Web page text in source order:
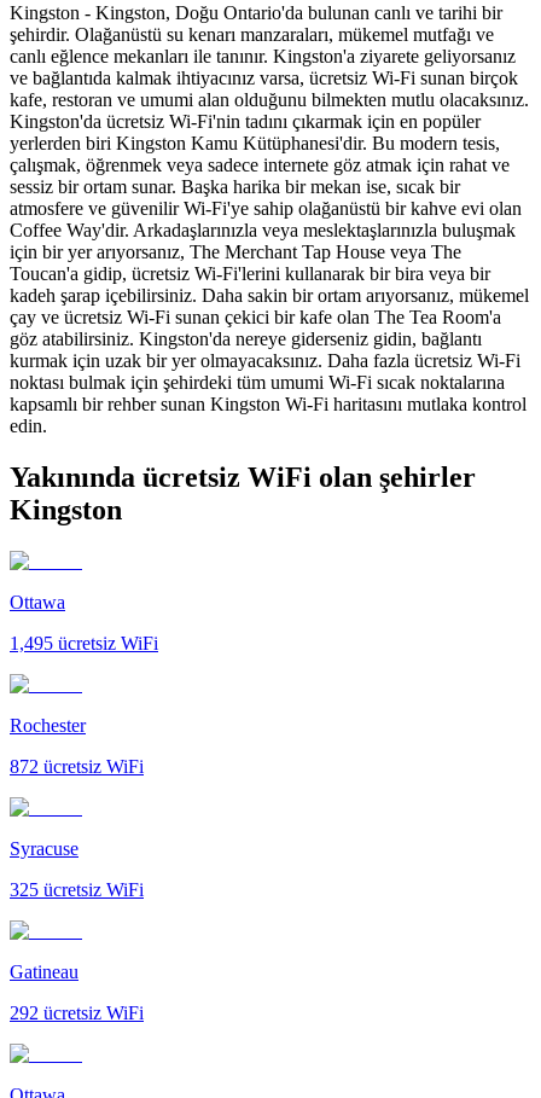
Kingston - Kingston, Doğu Ontario'da bulunan canlı ve tarihi bir
şehirdir. Olağanüstü su kenarı manzaraları, mükemel mutfağı ve
canlı eğlence mekanları ile tanınır. Kingston'a ziyarete geliyorsanız
ve bağlantıda kalmak ihtiyacınız varsa, ücretsiz Wi-Fi sunan birçok
kafe, restoran ve umumi alan olduğunu bilmekten mutlu olacaksınız.
Kingston'da ücretsiz Wi-Fi'nin tadını çıkarmak için en popüler
yerlerden biri Kingston Kamu Kütüphanesi'dir. Bu modern tesis,
çalışmak, öğrenmek veya sadece internete göz atmak için rahat ve
sessiz bir ortam sunar. Başka harika bir mekan ise, sıcak bir
atmosfere ve güvenilir Wi-Fi'ye sahip olağanüstü bir kahve evi olan
Coffee Way'dir. Arkadaşlarınızla veya meslektaşlarınızla buluşmak
için bir yer arıyorsanız, The Merchant Tap House veya The
Toucan'a gidip, ücretsiz Wi-Fi'lerini kullanarak bir bira veya bir
kadeh şarap içebilirsiniz. Daha sakin bir ortam arıyorsanız, mükemel
çay ve ücretsiz Wi-Fi sunan çekici bir kafe olan The Tea Room'a
göz atabilirsiniz. Kingston'da nereye giderseniz gidin, bağlantı
kurmak için uzak bir yer olmayacaksınız. Daha fazla ücretsiz Wi-Fi
noktası bulmak için şehirdeki tüm umumi Wi-Fi sıcak noktalarına
kapsamlı bir rehber sunan Kingston Wi-Fi haritasını mutlaka kontrol
edin.
Yakınında ücretsiz WiFi olan şehirler
Kingston
Ottawa
1,495 ücretsiz WiFi
Rochester
872 ücretsiz WiFi
Syracuse
325 ücretsiz WiFi
Gatineau
292 ücretsiz WiFi